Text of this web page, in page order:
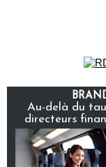
Au-delà du
directeurs